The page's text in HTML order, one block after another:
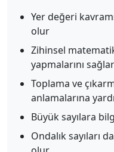
Yer değeri
olur
Zihinsel
yapmalarını sağlar
Toplama ve
anlamalarına
Büyük sayılara
Ondalık sayıları